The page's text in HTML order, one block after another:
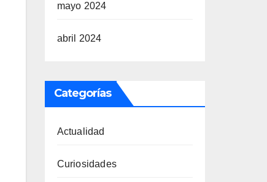
mayo 2024
abril 2024
Categorías
Actualidad
Curiosidades